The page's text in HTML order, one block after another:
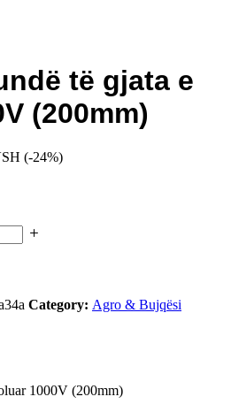
të gjata e
(200mm)
(-24%)
Category: Agro & Bujqësi
1000V (200mm)